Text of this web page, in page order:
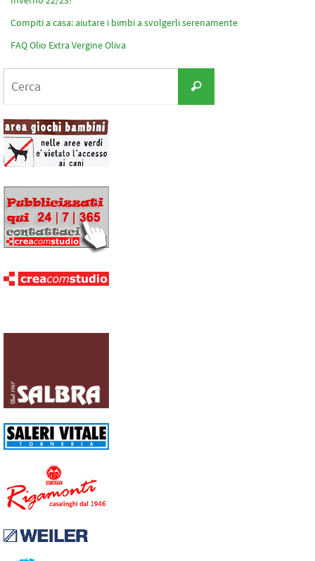
Compiti a casa: aiutare i bimbi a svolgerli serenamente
FAQ Olio Extra Vergine Oliva
Cerca